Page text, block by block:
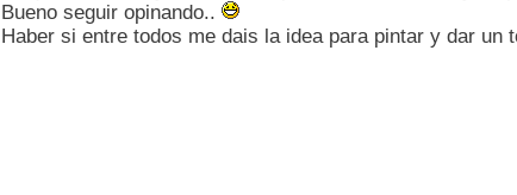
Bueno seguir opinando..
Haber si entre todos me dais la idea para pintar y dar un